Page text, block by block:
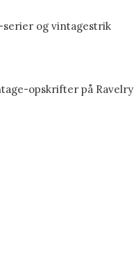
serier og vintagestrik
opskrifter på Ravelry